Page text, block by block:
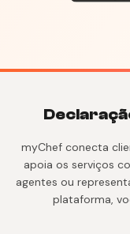
myChef conecta
apoia os serviços
agentes ou
plataforma,